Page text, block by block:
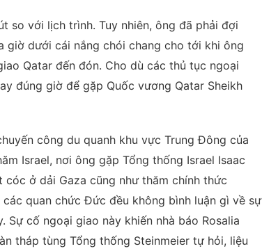
so với lịch trình. Tuy nhiên, ông đã phải đợi
dưới cái nắng chói chang cho tới khi ông
Qatar đến đón. Cho dù các thủ tục ngoại
đúng giờ để gặp Quốc vương Qatar Sheikh
công du quanh khu vực Trung Đông của
Israel, nơi ông gặp Tổng thống Israel Isaac
ở dải Gaza cũng như thăm chính thức
quan chức Đức đều không bình luận gì về sự
cố ngoại giao này khiến nhà báo Rosalia
tháp tùng Tổng thống Steinmeier tự hỏi, liệu